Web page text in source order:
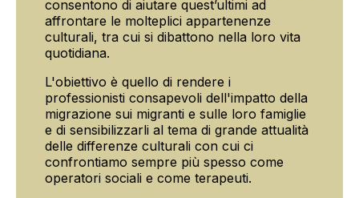
consentono di aiutare quest’ultimi ad
affrontare le molteplici appartenenze
culturali, tra cui si dibattono nella loro vita
quotidiana.
L'obiettivo è quello di rendere i
professionisti consapevoli dell'impatto della
migrazione sui migranti e sulle loro famiglie
e di sensibilizzarli al tema di grande attualità
delle differenze culturali con cui ci
confrontiamo sempre più spesso come
operatori sociali e come terapeuti.